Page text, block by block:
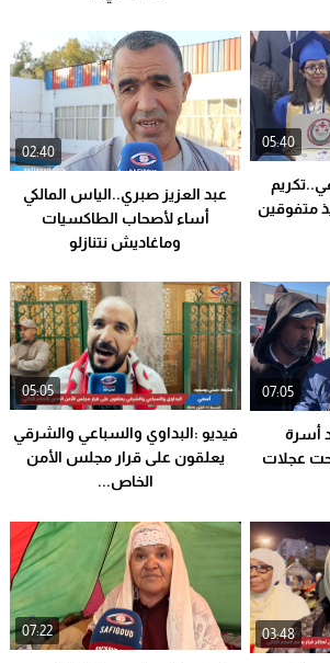
05:40
متفوقين
02:40
عبد العزيز صبري..الياس المالكي
أساء لأصحاب الطاكسيات
وماغاديش نتنازلو
07:05
أسرة
عجلات
05:05
فيديو :البداوي والسباعي والشرقي
يعلقون على قرار مجلس الأمن
الخاص...
03:48
07:22